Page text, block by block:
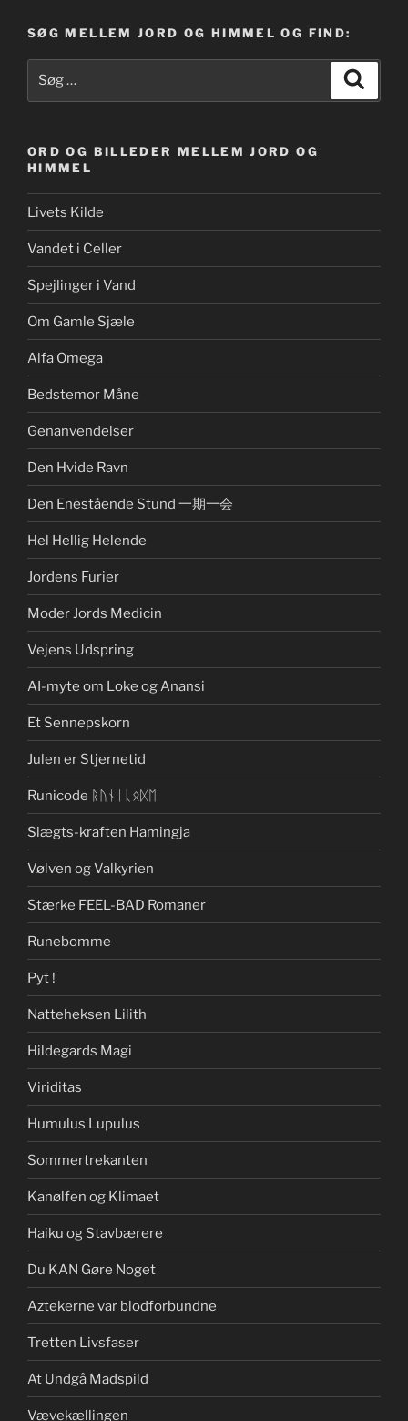
SØG MELLEM JORD OG HIMMEL OG FIND:
efter:
ORD OG BILLEDER MELLEM JORD OG
HIMMEL
Livets Kilde
Vandet i Celler
Spejlinger i Vand
Om Gamle Sjæle
Alfa Omega
Bedstemor Måne
Genanvendelser
Den Hvide Ravn
Den Enestående Stund 一期一会
Hel Hellig Helende
Jordens Furier
Moder Jords Medicin
Vejens Udspring
AI-myte om Loke og Anansi
Et Sennepskorn
Julen er Stjernetid
Runicode ᚱᚢᚾᛁᚳᛟᛞᛖ
Slægts-kraften Hamingja
Vølven og Valkyrien
Stærke FEEL-BAD Romaner
Runebomme
Pyt !
Natteheksen Lilith
Hildegards Magi
Viriditas
Humulus Lupulus
Sommertrekanten
Kanølfen og Klimaet
Haiku og Stavbærere
Du KAN Gøre Noget
Aztekerne var blodforbundne
Tretten Livsfaser
At Undgå Madspild
Vævekællingen